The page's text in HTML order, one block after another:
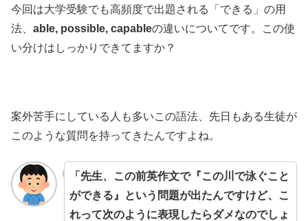
今回は大学受験でも高頻度で出題される「できる」の用
法、 able, possible, capableの違いについてです。この使
い分けはしっかりできてますか？
案外苦手にしている人も多いこの語法、先日もある生徒が
このような質問を持ってきたんですよね。
「先生、この前英作文で『この川で泳ぐこと
ができる』という問題が出たんですけど、こ
れって次のように表現したらダメなのでしょ